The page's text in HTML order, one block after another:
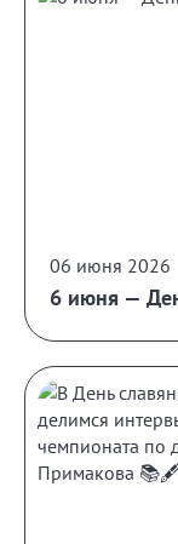
06 июня 2026
6 июня —